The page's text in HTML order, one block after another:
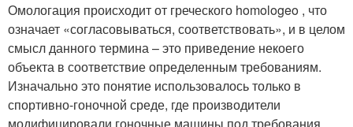
Омологация происходит от греческого homologeo , что
означает «согласовываться, соответствовать», и в целом
смысл данного термина – это приведение некоего
объекта в соответствие определенным требованиям.
Изначально это понятие использовалось только в
спортивно-гоночной среде, где производители